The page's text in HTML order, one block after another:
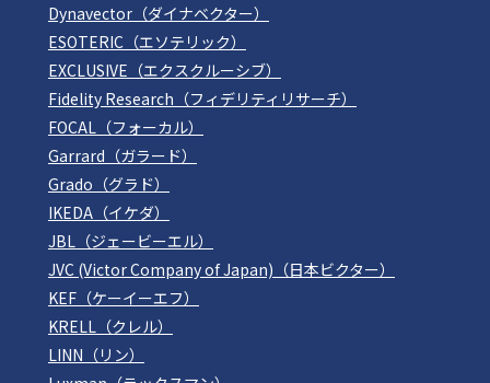
Dynavector（ダイナベクター）
ESOTERIC（エソテリック）
EXCLUSIVE（エクスクルーシブ）
Fidelity Research（フィデリティリサーチ）
FOCAL（フォーカル）
Garrard（ガラード）
Grado（グラド）
IKEDA（イケダ）
JBL（ジェービーエル）
JVC (Victor Company of Japan)（日本ビクター）
KEF（ケーイーエフ）
KRELL（クレル）
LINN（リン）